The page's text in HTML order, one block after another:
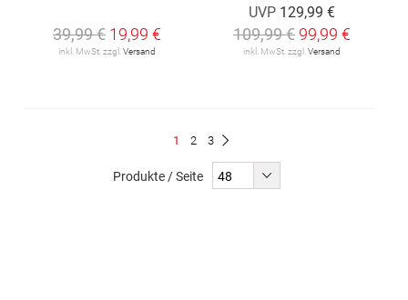
39,99 € 19,99 €
inkl. MwSt. zzgl. Versand
UVP 129,99 €
109,99 € 99,99 €
inkl. MwSt. zzgl. Versand
Du
1 Seite
2 Seite
3
Produkte / Seite